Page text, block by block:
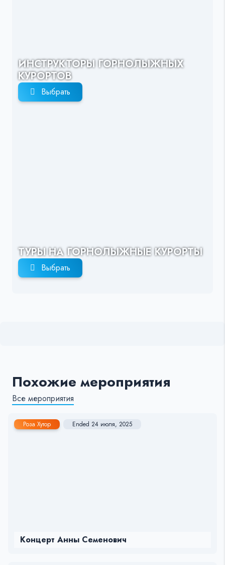
ИНСТРУКТОРЫ ГОРНОЛЫЖНЫХ
КУРОРТОВ
Выбрать
ТУРЫ НА ГОРНОЛЫЖНЫЕ КУРОРТЫ
Выбрать
Похожие мероприятия
Все мероприятия
Роза Хутор Ended 24 июля, 2025
Концерт Анны Семенович